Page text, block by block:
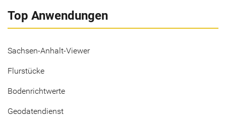
Top Anwendungen
Sachsen-Anhalt-Viewer
Flurstücke
Bodenrichtwerte
Geodatendienst